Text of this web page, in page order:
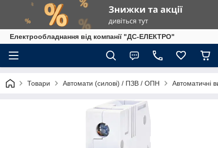
Електрообладнання від компанії "ДС-ЕЛЕКТРО"
Товари Автомати (силові) / ПЗВ / ОПН Автоматичні